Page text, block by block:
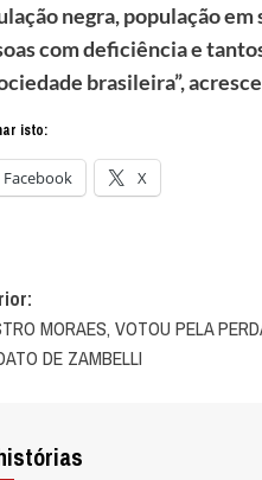
negra, população
com deficiência e
brasileira”,
isto:
Facebook X
MORAES, VOTOU PELA
DE ZAMBELLI